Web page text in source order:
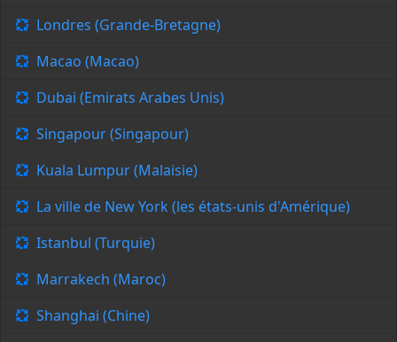
Londres (Grande-Bretagne)
Macao (Macao)
Dubai (Emirats Arabes Unis)
Singapour (Singapour)
Kuala Lumpur (Malaisie)
La ville de New York (les états-unis d'Amérique)
Istanbul (Turquie)
Marrakech (Maroc)
Shanghai (Chine)